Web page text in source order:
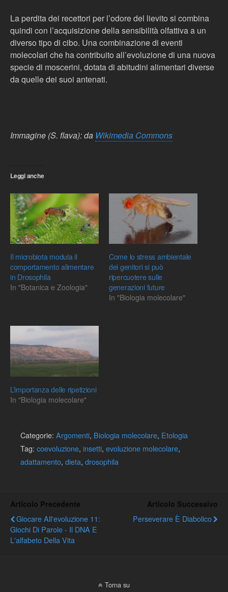
La perdita dei recettori per l’odore del lievito si combina
quindi con l’acquisizione della sensibilità olfattiva a un
diverso tipo di cibo. Una combinazione di eventi
molecolari che ha contribuito all’evoluzione di una nuova
specie di moscerini, dotata di abitudini alimentari diverse
da quelle dei suoi antenati.
Immagine (S. flava): da Wikimedia Commons
Leggi anche
Il microbiota modula il
comportamento alimentare
in Drosophila
In "Botanica e Zoologia"
Come lo stress ambientale
dei genitori si può
ripercuotere sulle
generazioni future
In "Biologia molecolare"
L’importanza delle ripetizioni
In "Biologia molecolare"
Categorie: Argomenti, Biologia molecolare, Etologia
Tag: coevoluzione, insetti, evoluzione molecolare,
adattamento, dieta, drosophila
Articolo Precedente
Giocare All'evoluzione 11:
Giochi Di Parole - Il DNA E
L'alfabeto Della Vita
Articolo Successivo
Perseverare È Diabolico
Torna su